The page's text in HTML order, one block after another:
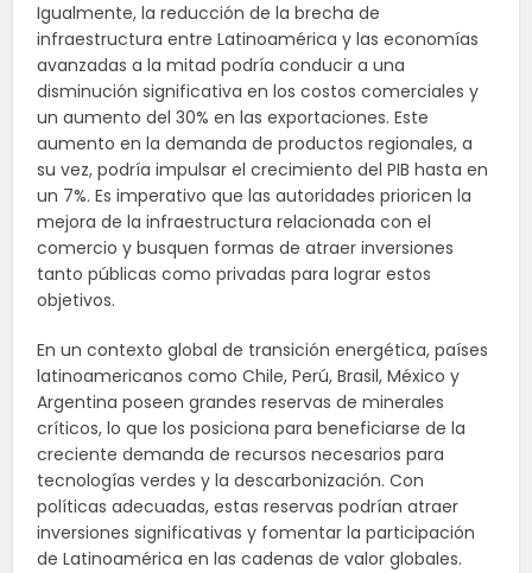
Igualmente, la reducción de la brecha de
infraestructura entre Latinoamérica y las economías
avanzadas a la mitad podría conducir a una
disminución significativa en los costos comerciales y
un aumento del 30% en las exportaciones. Este
aumento en la demanda de productos regionales, a
su vez, podría impulsar el crecimiento del PIB hasta en
un 7%. Es imperativo que las autoridades prioricen la
mejora de la infraestructura relacionada con el
comercio y busquen formas de atraer inversiones
tanto públicas como privadas para lograr estos
objetivos.
En un contexto global de transición energética, países
latinoamericanos como Chile, Perú, Brasil, México y
Argentina poseen grandes reservas de minerales
críticos, lo que los posiciona para beneficiarse de la
creciente demanda de recursos necesarios para
tecnologías verdes y la descarbonización. Con
políticas adecuadas, estas reservas podrían atraer
inversiones significativas y fomentar la participación
de Latinoamérica en las cadenas de valor globales.